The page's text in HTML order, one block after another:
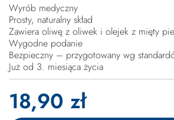
Wyrób medyczny
Prosty, naturalny skład
Zawiera oliwę z oliwek i olejek z mięty
Wygodne podanie
Bezpieczny – przygotowany wg
Już od 3. miesiąca życia
18,90 zł